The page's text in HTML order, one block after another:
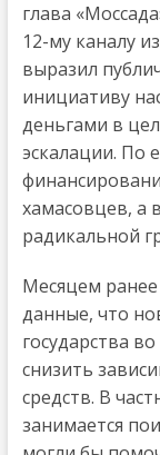
глава
12-му каналу
выразил
инициативу
деньгами в
эскалации. По
хамасовцев, а
радикальной
Месяцем
данные, что
государства
снизить
средств. В
занимается